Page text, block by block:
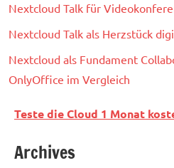
Nextcloud Talk für
Nextcloud Talk als Herzstück
Nextcloud als Fundament
OnlyOffice im Vergleich
Teste die Cloud 1 Monat
Archives